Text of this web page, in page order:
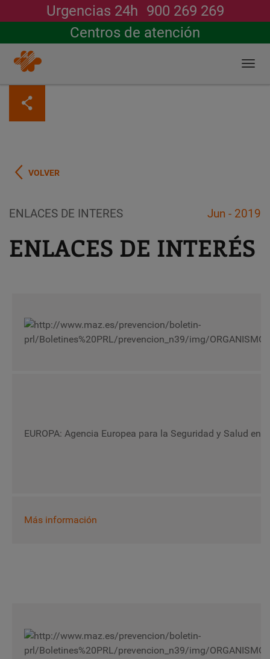
contenido
principal
Urgencias 24h 900 269 269
Centros de atención
Buscar
VOLVER
ENLACES DE INTERES Jun - 2019
ENLACES DE INTERÉS
EUROPA: Agencia Europea para la Seguridad y Salud en
Más información